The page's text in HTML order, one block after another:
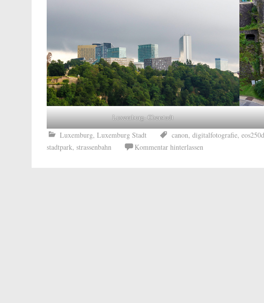
Luxemburg- Oberstadt
Luxemburg, Luxemburg Stadt canon, digitalfotografie, eos250d
stadtpark, strassenbahn Kommentar hinterlassen